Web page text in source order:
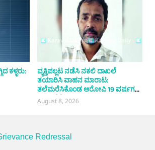
ಕಳ್ಳರು:
ವ್ಯಕ್ತಿಪಲ್ಲಟ ನಡೆಸಿ ನಕಲಿ ದಾಖಲೆ
ತಯಾರಿಸಿ ವಾಹನ ಮಾರಾಟ:
ತಲೆಮರೆಸಿಕೊಂಡ ಆರೋಪಿ 19 ವರ್ಷಗಳ
ಬಳಿಕ ಸೆರೆ
August 8, 2026
Redressal